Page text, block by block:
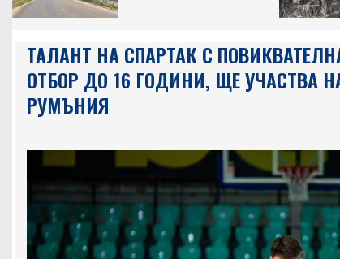
ТАЛАНТ НА СПАРТАК С
ОТБОР ДО 16 ГОДИНИ, ЩЕ УЧАСТВА
РУМЪНИЯ